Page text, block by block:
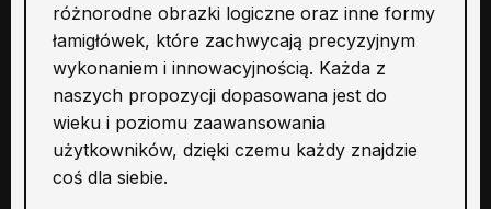
różnorodne obrazki logiczne oraz inne formy
łamigłówek, które zachwycają precyzyjnym
wykonaniem i innowacyjnością. Każda z
naszych propozycji dopasowana jest do
wieku i poziomu zaawansowania
użytkowników, dzięki czemu każdy znajdzie
coś dla siebie.